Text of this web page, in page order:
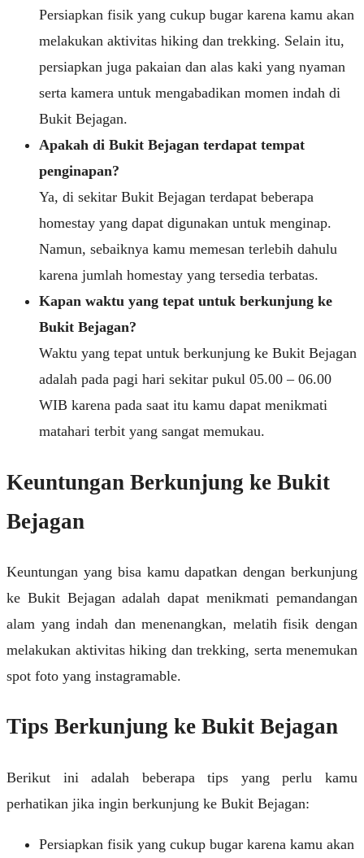
Persiapkan fisik yang cukup bugar karena kamu akan
melakukan aktivitas hiking dan trekking. Selain itu,
persiapkan juga pakaian dan alas kaki yang nyaman
serta kamera untuk mengabadikan momen indah di
Bukit Bejagan.
Apakah di Bukit Bejagan terdapat tempat
penginapan?
Ya, di sekitar Bukit Bejagan terdapat beberapa
homestay yang dapat digunakan untuk menginap.
Namun, sebaiknya kamu memesan terlebih dahulu
karena jumlah homestay yang tersedia terbatas.
Kapan waktu yang tepat untuk berkunjung ke
Bukit Bejagan?
Waktu yang tepat untuk berkunjung ke Bukit Bejagan
adalah pada pagi hari sekitar pukul 05.00 – 06.00
WIB karena pada saat itu kamu dapat menikmati
matahari terbit yang sangat memukau.
Keuntungan Berkunjung ke Bukit
Bejagan
Keuntungan yang bisa kamu dapatkan dengan berkunjung
ke Bukit Bejagan adalah dapat menikmati pemandangan
alam yang indah dan menenangkan, melatih fisik dengan
melakukan aktivitas hiking dan trekking, serta menemukan
spot foto yang instagramable.
Tips Berkunjung ke Bukit Bejagan
Berikut ini adalah beberapa tips yang perlu kamu
perhatikan jika ingin berkunjung ke Bukit Bejagan:
Persiapkan fisik yang cukup bugar karena kamu akan